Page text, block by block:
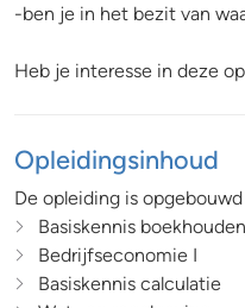
-ben je in het bezit van
Heb je interesse in deze
Opleidingsinhoud
De opleiding is
Basiskennis boekhouden
Bedrijfseconomie I
Basiskennis calculatie